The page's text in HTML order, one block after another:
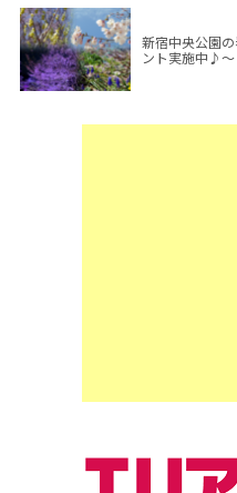
新宿中央公園
ント実施中♪～